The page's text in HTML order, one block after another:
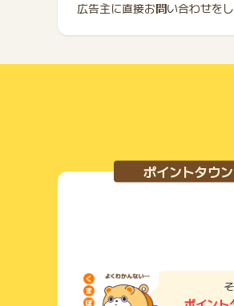
広告主に直接お問い合わせを
ポイントタウ